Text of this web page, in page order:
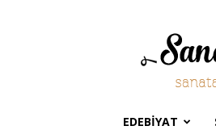
Sanat
Duvarı
EDEBIYAT